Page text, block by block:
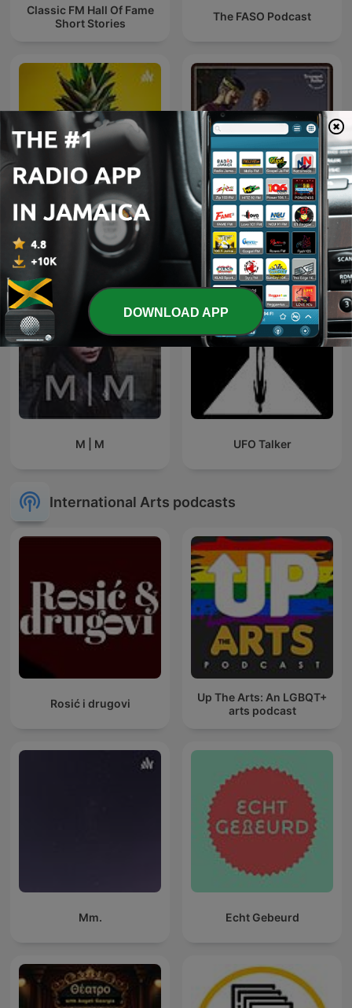
Classic FM Hall Of Fame
Short Stories
The FASO Podcast
Pineapple The Bible Story
M | M UFO Talker
International Arts podcasts
Rosić i drugovi
Up The Arts: An LGBQT+
arts podcast
Mm. Echt Gebeurd
DOWNLOAD APP